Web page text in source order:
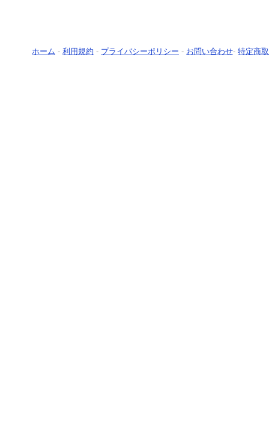
ホーム - 利用規約 - プライバシーポリシー - お問い合わせ- 特定商